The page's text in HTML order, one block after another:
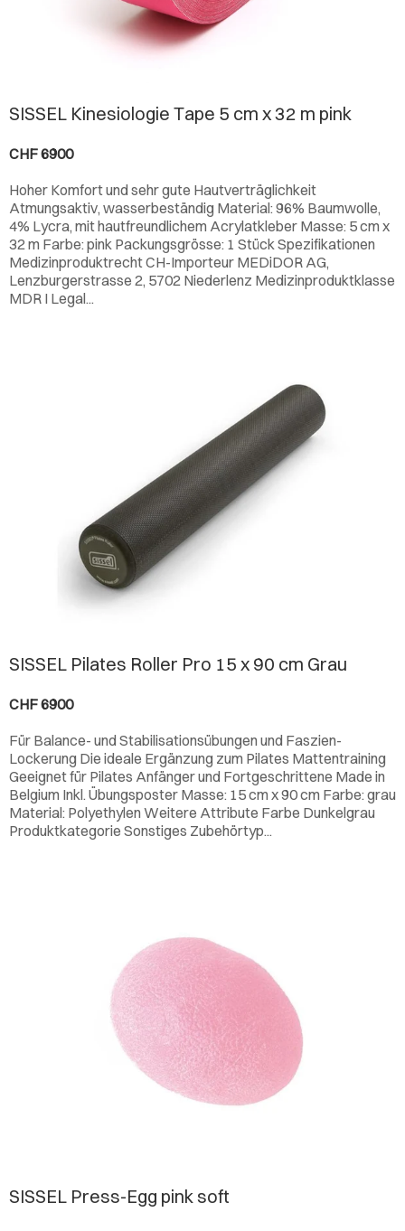
SISSEL Kinesiologie Tape 5 cm x 32 m pink
CHF 6900
Hoher Komfort und sehr gute Hautverträglichkeit
Atmungsaktiv, wasserbeständig Material: 96% Baumwolle,
4% Lycra, mit hautfreundlichem Acrylatkleber Masse: 5 cm x
32 m Farbe: pink Packungsgrösse: 1 Stück Spezifikationen
Medizinproduktrecht CH-Importeur MEDiDOR AG,
Lenzburgerstrasse 2, 5702 Niederlenz Medizinproduktklasse
MDR I Legal...
SISSEL Pilates Roller Pro 15 x 90 cm Grau
CHF 6900
Für Balance- und Stabilisationsübungen und Faszien-
Lockerung Die ideale Ergänzung zum Pilates Mattentraining
Geeignet für Pilates Anfänger und Fortgeschrittene Made in
Belgium Inkl. Übungsposter Masse: 15 cm x 90 cm Farbe: grau
Material: Polyethylen Weitere Attribute Farbe Dunkelgrau
Produktkategorie Sonstiges Zubehörtyp...
SISSEL Press-Egg pink soft